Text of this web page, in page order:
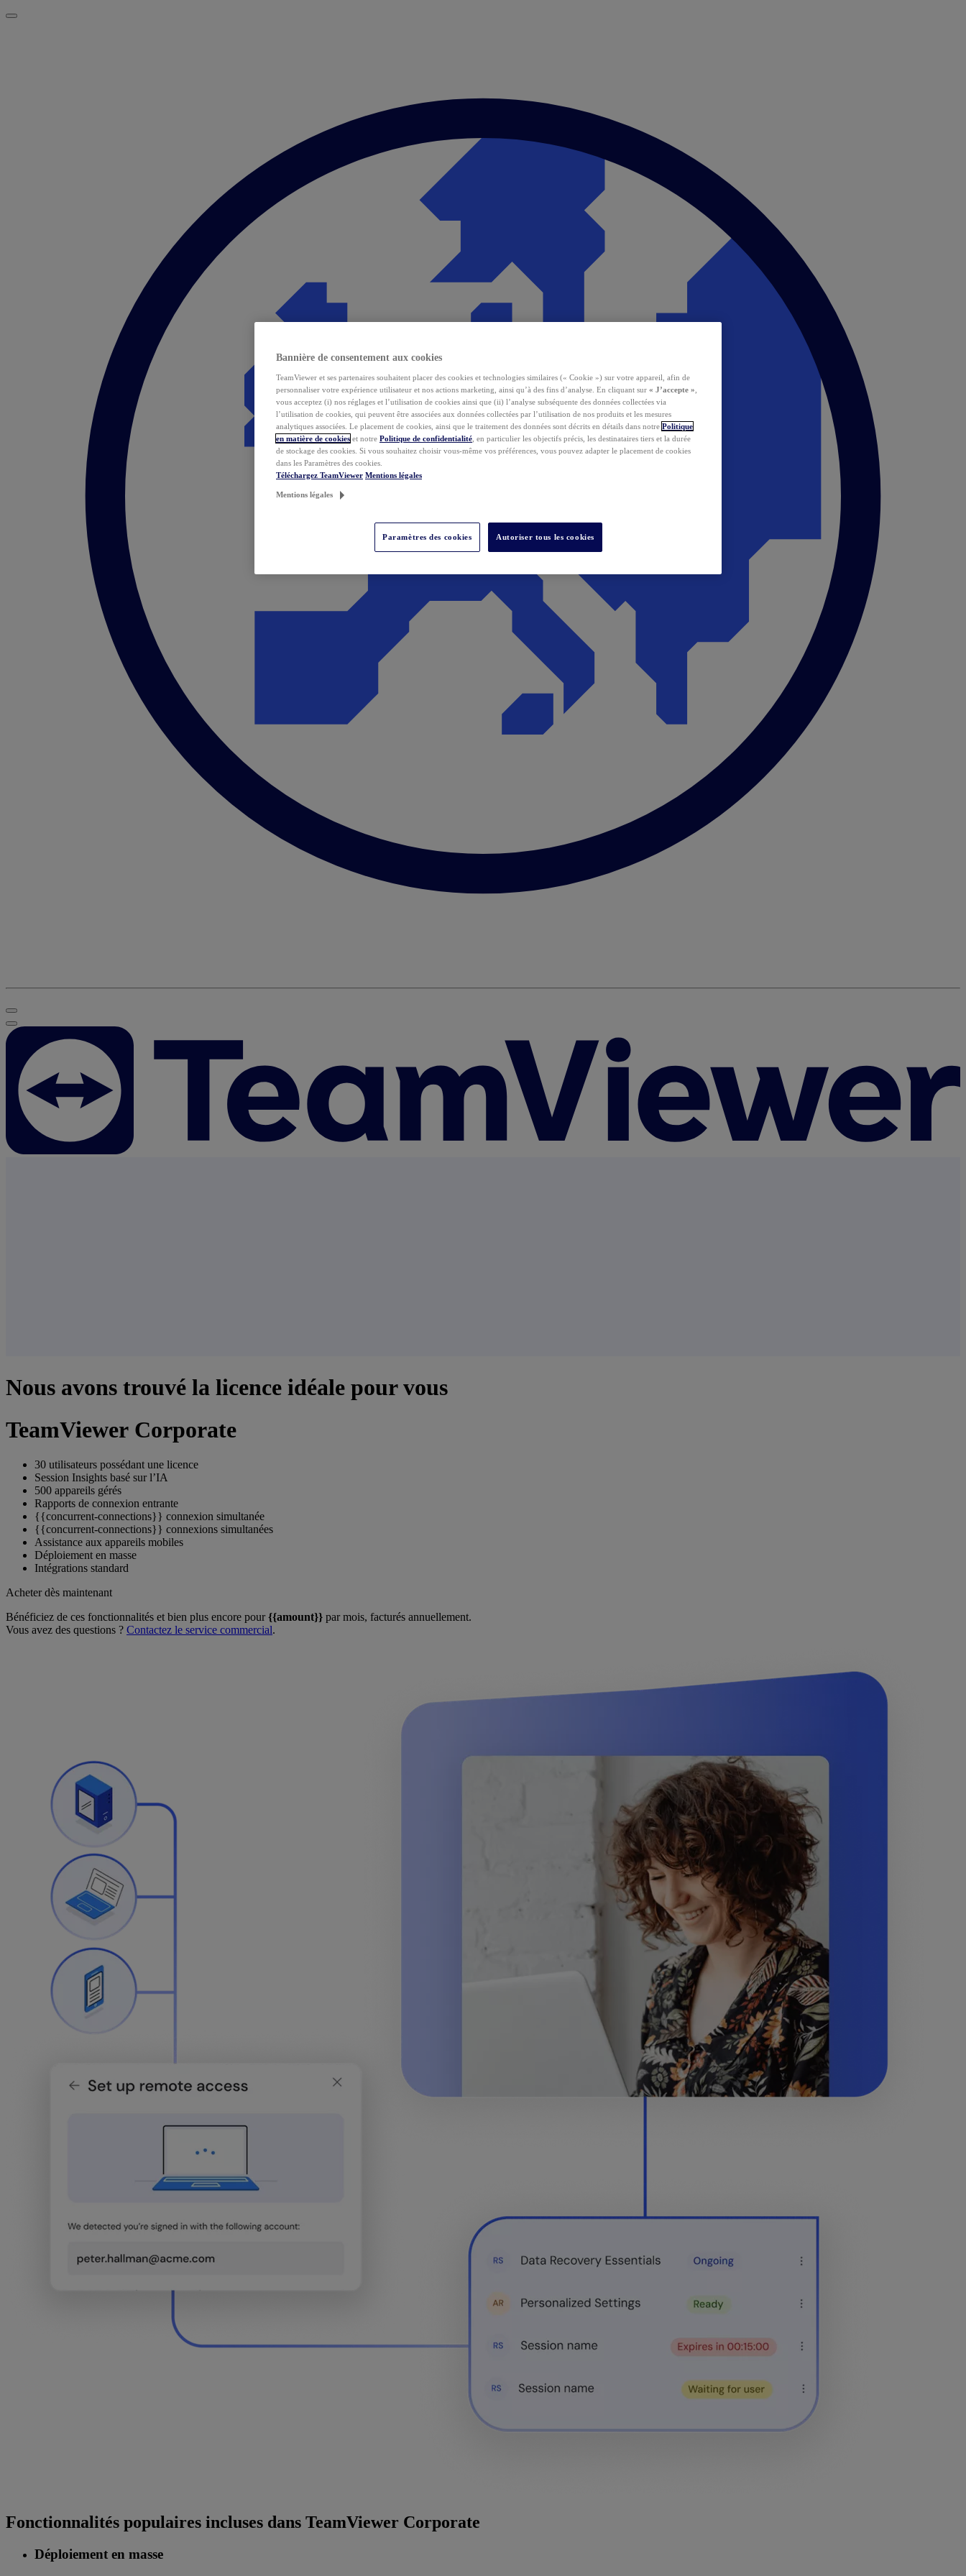
Nous avons trouvé la licence idéale pour vous
TeamViewer Corporate
30 utilisateurs possédant une licence
Session Insights basé sur l’IA
500 appareils gérés
Rapports de connexion entrante
{{concurrent-connections}} connexion simultanée
{{concurrent-connections}} connexions simultanées
Assistance aux appareils mobiles
Déploiement en masse
Intégrations standard
Acheter dès maintenant
Bénéficiez de ces fonctionnalités et bien plus encore pour{{amount}} par mois, facturés annuellement.
Vous avez des questions ? Contactez le service commercial.
Fonctionnalités populaires incluses dans TeamViewer Corporate
Déploiement en masse
Bannière de consentement aux cookies
TeamViewer et ses partenaires souhaitent placer des cookies et technologies similaires (« Cookie ») sur votre appareil, afin de
personnaliser votre expérience utilisateur et nos actions marketing, ainsi qu’à des fins d’analyse. En cliquant sur « J’accepte »
vous acceptez (i) nos réglages et l’utilisation de cookies ainsi que (ii) l’analyse subséquente des données collectées via
l’utilisation de cookies, qui peuvent être associées aux données collectées par l’utilisation de nos produits et les mesures
analytiques associées. Le placement de cookies, ainsi que le traitement des données sont décrits en détails dans notre Politique
en matière de cookies et notre Politique de confidentialité , en particulier les objectifs précis, les destinataires tiers et la durée
de stockage des cookies. Si vous souhaitez choisir vous-même vos préférences, vous pouvez adapter le placement de cookies
dans les Paramètres des cookies.
Téléchargez TeamViewer Mentions légales
Mentions légales
Paramètres des cookies Autoriser tous les cookies